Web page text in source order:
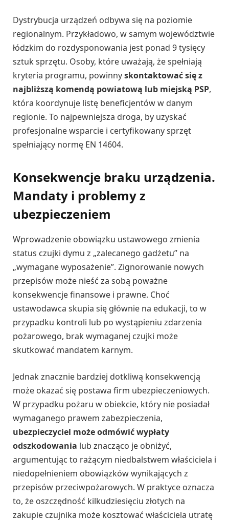
Dystrybucja urządzeń odbywa się na poziomie
regionalnym. Przykładowo, w samym województwie
łódzkim do rozdysponowania jest ponad 9 tysięcy
sztuk sprzętu. Osoby, które uważają, że spełniają
kryteria programu, powinnyskontaktować się z
najbliższą komendą powiatową lub miejską PSP,
która koordynuje listę beneficjentów w danym
regionie. To najpewniejsza droga, by uzyskać
profesjonalne wsparcie i certyfikowany sprzęt
spełniający normę EN 14604.
Konsekwencje braku urządzenia.
Mandaty i problemy z
ubezpieczeniem
Wprowadzenie obowiązku ustawowego zmienia
status czujki dymu z „zalecanego gadżetu” na
„wymagane wyposażenie”. Zignorowanie nowych
przepisów może nieść za sobą poważne
konsekwencje finansowe i prawne. Choć
ustawodawca skupia się głównie na edukacji, to w
przypadku kontroli lub po wystąpieniu zdarzenia
pożarowego, brak wymaganej czujki może
skutkować mandatem karnym.
Jednak znacznie bardziej dotkliwą konsekwencją
może okazać się postawa firm ubezpieczeniowych.
W przypadku pożaru w obiekcie, który nie posiadał
wymaganego prawem zabezpieczenia,
ubezpieczyciel może odmówić wypłaty
odszkodowania lub znacząco je obniżyć,
argumentując to rażącym niedbalstwem właściciela i
niedopełnieniem obowiązków wynikających z
przepisów przeciwpożarowych. W praktyce oznacza
to, że oszczędność kilkudziesięciu złotych na
zakupie czujnika może kosztować właściciela utratę